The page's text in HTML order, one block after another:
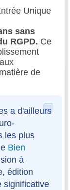
Unique
sans
RGPD. Ce
de
a d'ailleurs
les plus
Bien
à
édition
significative